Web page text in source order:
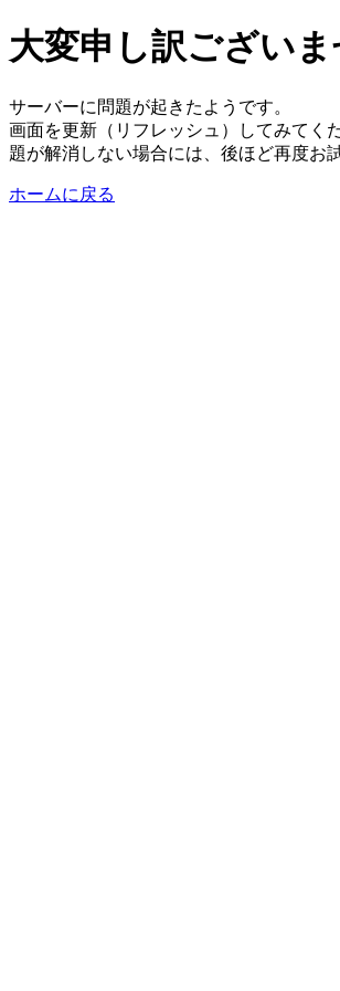
大変申し訳ござい
サーバーに問題が起きたようです。
画面を更新（リフレッシュ）してみてく
題が解消しない場合には、後ほど再度お
ホームに戻る